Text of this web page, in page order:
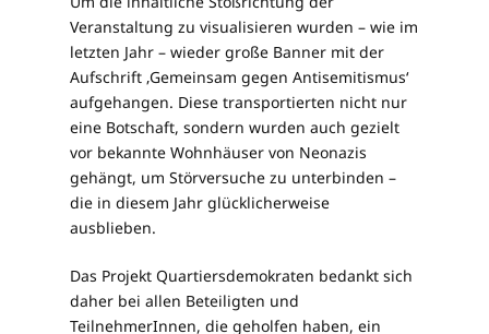
Veranstaltung zu visualisieren wurden – wie im
letzten Jahr – wieder große Banner mit der
Aufschrift ‚Gemeinsam gegen Antisemitismus‘
aufgehangen. Diese transportierten nicht nur
eine Botschaft, sondern wurden auch gezielt
vor bekannte Wohnhäuser von Neonazis
gehängt, um Störversuche zu unterbinden –
die in diesem Jahr glücklicherweise
ausblieben.
Das Projekt Quartiersdemokraten bedankt sich
daher bei allen Beteiligten und
TeilnehmerInnen, die geholfen haben, ein